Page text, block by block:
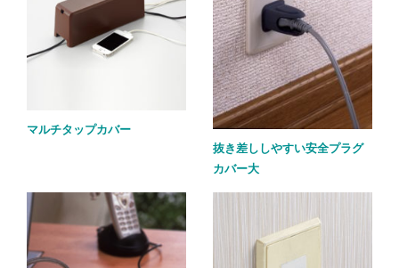
マルチタップカバー
抜き差ししやすい安全プラグ
カバー大